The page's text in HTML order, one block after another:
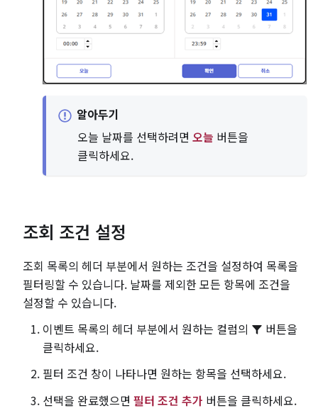
알아두기
오늘 날짜를 선택하려면 오늘 버튼을
클릭하세요.
조회 조건 설정
조회 목록의 헤더 부분에서 원하는 조건을 설정하여 목록을
필터링할 수 있습니다. 날짜를 제외한 모든 항목에 조건을
설정할 수 있습니다.
이벤트 목록의 헤더 부분에서 원하는 컬럼의
버튼을
클릭하세요.
필터 조건 창이 나타나면 원하는 항목을 선택하세요.
선택을 완료했으면 필터 조건 추가 버튼을 클릭하세요.